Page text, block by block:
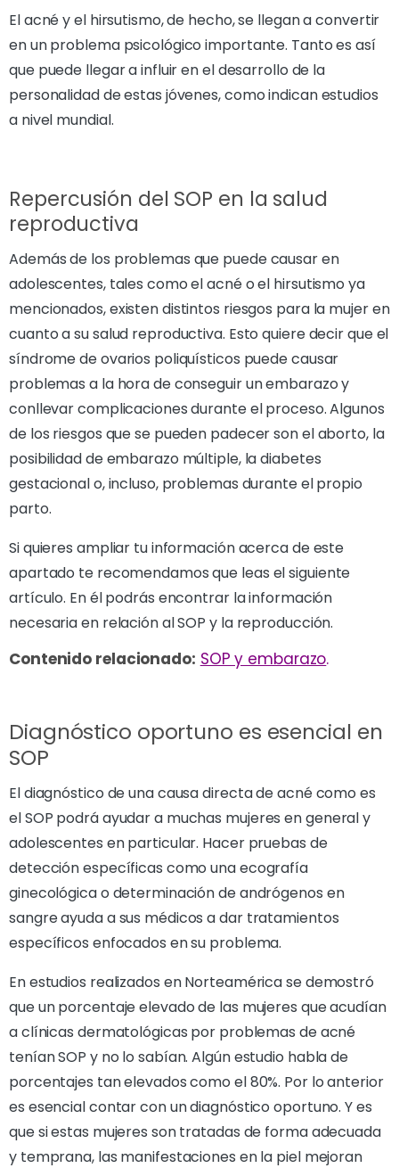
El acné y el hirsutismo, de hecho, se llegan a convertir
en un problema psicológico importante. Tanto es así
que puede llegar a influir en el desarrollo de la
personalidad de estas jóvenes, como indican estudios
a nivel mundial.
Repercusión del SOP en la salud
reproductiva
Además de los problemas que puede causar en
adolescentes, tales como el acné o el hirsutismo ya
mencionados, existen distintos riesgos para la mujer en
cuanto a su salud reproductiva. Esto quiere decir que el
síndrome de ovarios poliquísticos puede causar
problemas a la hora de conseguir un embarazo y
conllevar complicaciones durante el proceso. Algunos
de los riesgos que se pueden padecer son el aborto, la
posibilidad de embarazo múltiple, la diabetes
gestacional o, incluso, problemas durante el propio
parto.
Si quieres ampliar tu información acerca de este
apartado te recomendamos que leas el siguiente
artículo. En él podrás encontrar la información
necesaria en relación al SOP y la reproducción.
Contenido relacionado: SOP y embarazo.
Diagnóstico oportuno es esencial en
SOP
El diagnóstico de una causa directa de acné como es
el SOP podrá ayudar a muchas mujeres en general y
adolescentes en particular. Hacer pruebas de
detección específicas como una ecografía
ginecológica o determinación de andrógenos en
sangre ayuda a sus médicos a dar tratamientos
específicos enfocados en su problema.
En estudios realizados en Norteamérica se demostró
que un porcentaje elevado de las mujeres que acudían
a clínicas dermatológicas por problemas de acné
tenían SOP y no lo sabían. Algún estudio habla de
porcentajes tan elevados como el 80%. Por lo anterior
es esencial contar con un diagnóstico oportuno. Y es
que si estas mujeres son tratadas de forma adecuada
y temprana, las manifestaciones en la piel mejoran